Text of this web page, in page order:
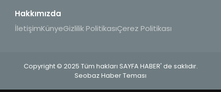
Hakkımızda
İletişimKünyeGizlilik PolitikasıÇerez Politikası
Copyright © 2025 Tüm hakları SAYFA HABER' de saklıdır.
Seobaz Haber Teması